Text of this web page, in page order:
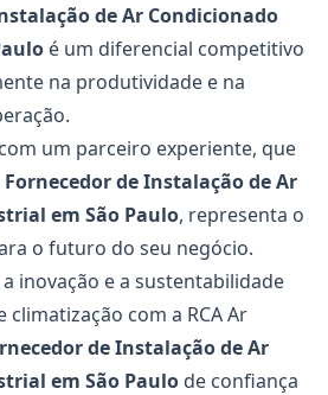
de Ar Condicionado
é um diferencial competitivo
na produtividade e na
um parceiro experiente, que
Fornecedor de Instalação de Ar
em São Paulo, representa o
o futuro do seu negócio.
inovação e a sustentabilidade
climatização com a RCA Ar
de Instalação de Ar
em São Paulo de confiança